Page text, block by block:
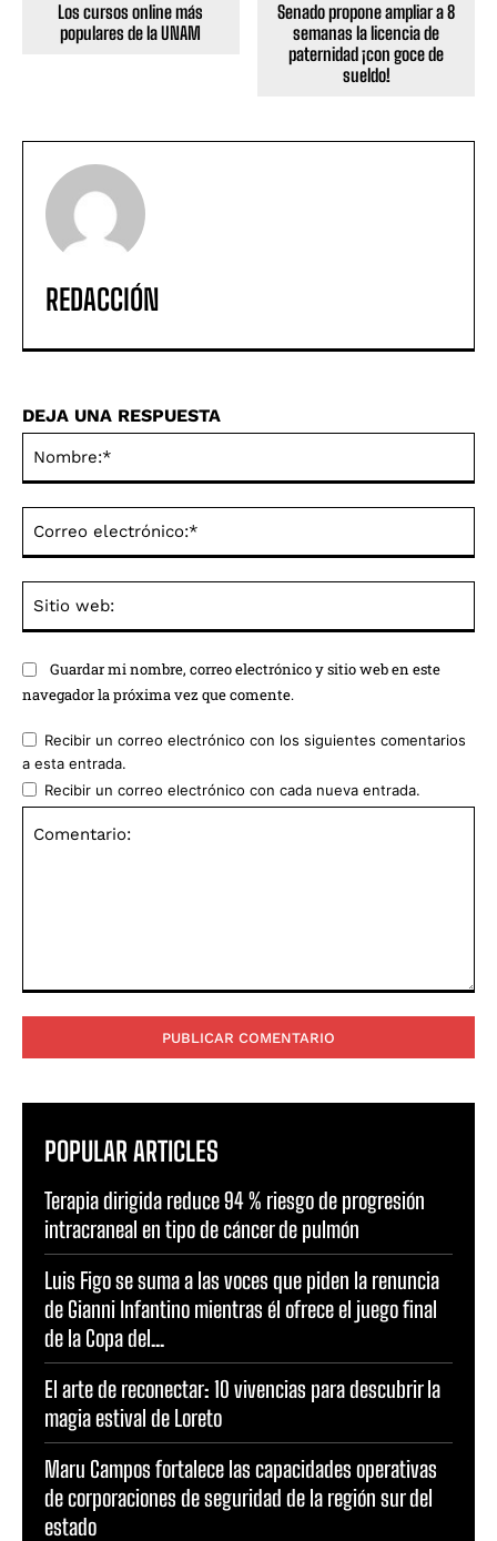
Los cursos online más
populares de la UNAM
Senado propone ampliar a 8
semanas la licencia de
paternidad ¡con goce de
sueldo!
REDACCIÓN
DEJA UNA RESPUESTA
Guardar mi nombre, correo electrónico y sitio web en este
navegador la próxima vez que comente.
Recibir un correo electrónico con los siguientes comentarios
a esta entrada.
Recibir un correo electrónico con cada nueva entrada.
POPULAR ARTICLES
Terapia dirigida reduce 94 % riesgo de progresión
intracraneal en tipo de cáncer de pulmón
Luis Figo se suma a las voces que piden la renuncia
de Gianni Infantino mientras él ofrece el juego final
de la Copa del...
El arte de reconectar: 10 vivencias para descubrir la
magia estival de Loreto
Maru Campos fortalece las capacidades operativas
de corporaciones de seguridad de la región sur del
estado